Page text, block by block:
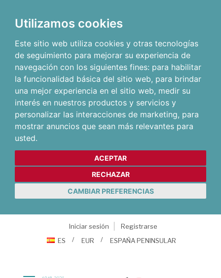
Utilizamos cookies
Este sitio web utiliza cookies y otras tecnologías
de seguimiento para mejorar su experiencia de
navegación con los siguientes fines: para habilitar
la funcionalidad básica del sitio web, para brindar
una mejor experiencia en el sitio web, medir su
interés en nuestros productos y servicios y
personalizar las interacciones de marketing, para
mostrar anuncios que sean más relevantes para
usted.
ACEPTAR
RECHAZAR
CAMBIAR PREFERENCIAS
Iniciar sesión
Registrarse
ES
EUR ESPAÑA PENINSULAR